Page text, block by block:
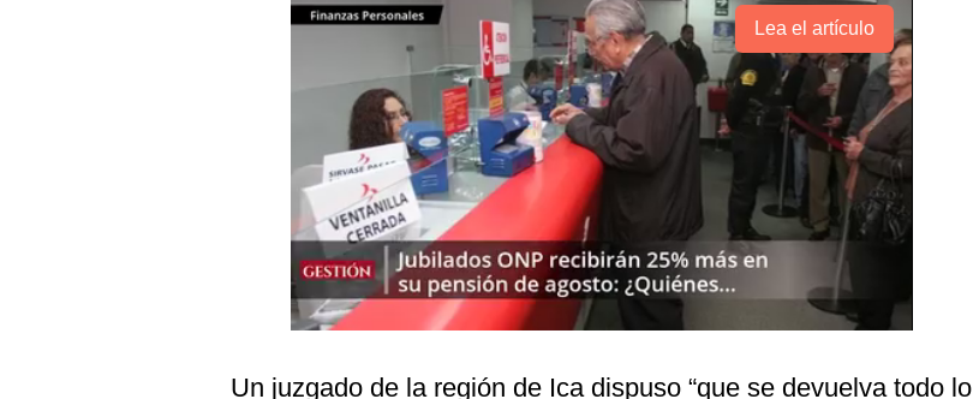
Lea el artículo
Un juzgado de la región de Ica dispuso “que se devuelva todo lo